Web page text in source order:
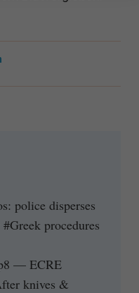
police disperses
procedures
— ECRE
knives &